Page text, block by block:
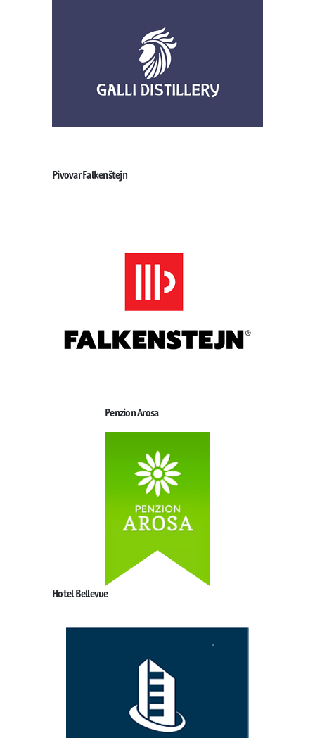
Pivovar Falkenštejn
Penzion Arosa
Hotel Bellevue